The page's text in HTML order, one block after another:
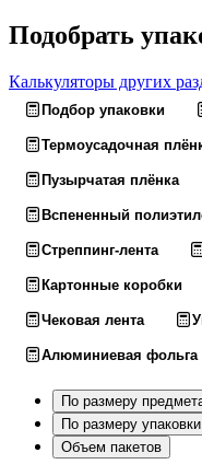
Подобрать
Калькуляторы других
Подбор упаковки
Термоусадочная
Пузырчатая плёнка
Вспененный
Стреппинг-лента
Картонные коробки
Чековая лента
Алюминиевая фольга
По размеру
По размеру упаковки
Объем пакетов